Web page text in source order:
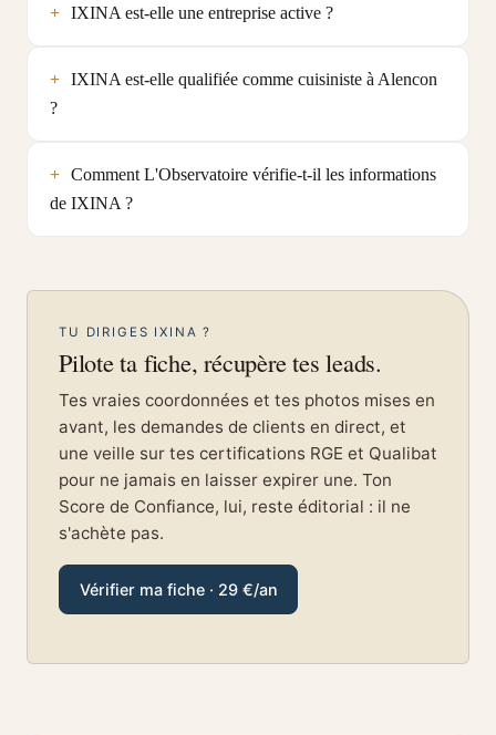
IXINA est-elle une entreprise active ?
IXINA est-elle qualifiée comme cuisiniste à Alencon
?
Comment L'Observatoire vérifie-t-il les informations
de IXINA ?
TU DIRIGES IXINA ?
Pilote ta fiche, récupère tes leads.
Tes vraies coordonnées et tes photos mises en
avant, les demandes de clients en direct, et
une veille sur tes certifications RGE et Qualibat
pour ne jamais en laisser expirer une. Ton
Score de Confiance, lui, reste éditorial : il ne
s'achète pas.
Vérifier ma fiche · 29 €/an